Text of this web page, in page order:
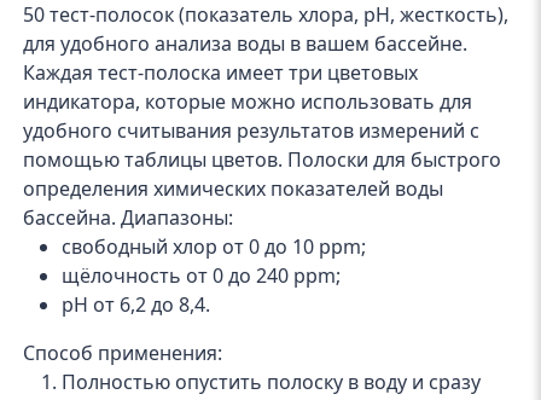
50 тест-полосок (показатель хлора, pH, жесткость),
для удобного анализа воды в вашем бассейне.
Каждая тест-полоска имеет три цветовых
индикатора, которые можно использовать для
удобного считывания результатов измерений с
помощью таблицы цветов. Полоски для быстрого
определения химических показателей воды
бассейна. Диапазоны:
свободный хлор от 0 до 10 ppm;
щёлочность от 0 до 240 ppm;
pH от 6,2 до 8,4.
Способ применения:
Полностью опустить полоску в воду и сразу